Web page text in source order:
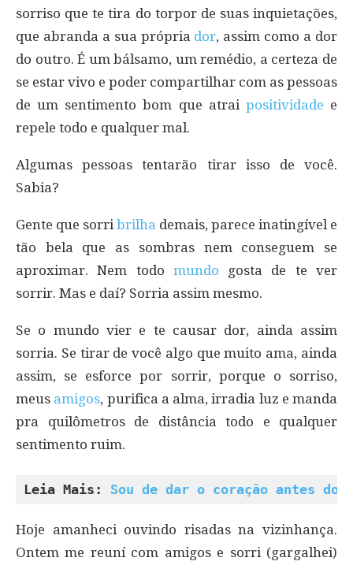
sorriso que te tira do torpor de suas inquietações,
que abranda a sua própria dor, assim como a dor
do outro. É um bálsamo, um remédio, a certeza de
se estar vivo e poder compartilhar com as pessoas
de um sentimento bom que atrai positividade e
repele todo e qualquer mal.
Algumas pessoas tentarão tirar isso de você.
Sabia?
Gente que sorribrilha demais, parece inatingível e
tão bela que as sombras nem conseguem se
aproximar. Nem todo mundo gosta de te ver
sorrir. Mas e daí? Sorria assim mesmo.
Se o mundo vier e te causar dor, ainda assim
sorria. Se tirar de você algo que muito ama, ainda
assim, se esforce por sorrir, porque o sorriso,
meus amigos, purifica a alma, irradia luz e manda
pra quilômetros de distância todo e qualquer
sentimento ruim.
Leia Mais: Sou de dar o coração antes
Hoje amanheci ouvindo risadas na vizinhança.
Ontem me reuní com amigos e sorri (gargalhei)